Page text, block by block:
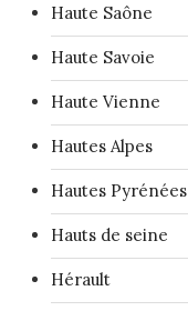
Haute Saône
Haute Savoie
Haute Vienne
Hautes Alpes
Hautes Pyrénées
Hauts de seine
Hérault